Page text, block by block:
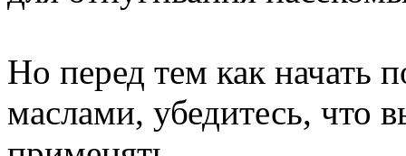
Но перед тем как начать
маслами, убедитесь, что